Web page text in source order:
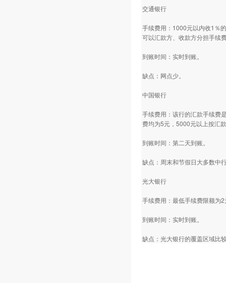
交通银行
手续费用：1000元以内收1％
可以汇款方、收款方分担手续
到账时间：实时到账。
缺点：网点少。
中国银行
手续费用：该行的汇款手续费
费均为5元，5000元以上按汇
到账时间：第二天到账。
缺点：周末和节假日大多数中
光大银行
手续费用：最低手续费限额为
到账时间：实时到账。
缺点：光大银行的覆盖区域比